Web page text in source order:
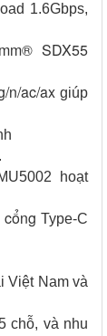
1.6Gbps,
SDX55
n/ac/ax giúp
hoạt
cổngType-C
Việt Nam và
chỗ, và nhu